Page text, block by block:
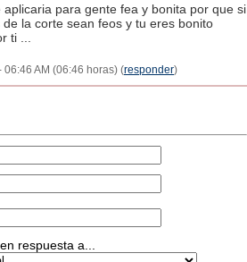
aplicaria para gente fea y bonita por que si
la corte sean feos y tu eres bonito
ti ...
AM (06:46 horas) (responder)
en respuesta a...